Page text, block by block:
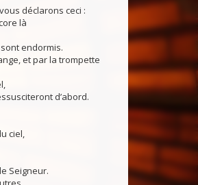
déclarons ceci :
là
endormis.
et par la trompette
d’abord.
ciel,
Seigneur.